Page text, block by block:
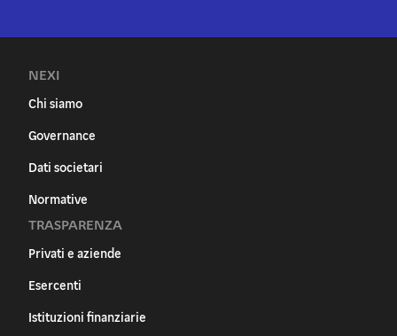
NEXI
Chi siamo
Governance
Dati societari
Normative
TRASPARENZA
Privati e aziende
Esercenti
Istituzioni finanziarie